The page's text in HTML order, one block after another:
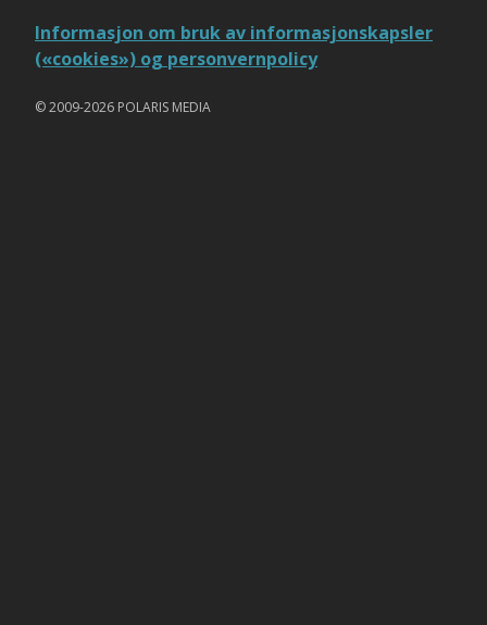
Informasjon om bruk av informasjonskapsler
(«cookies») og personvernpolicy
© 2009-2026 POLARIS MEDIA